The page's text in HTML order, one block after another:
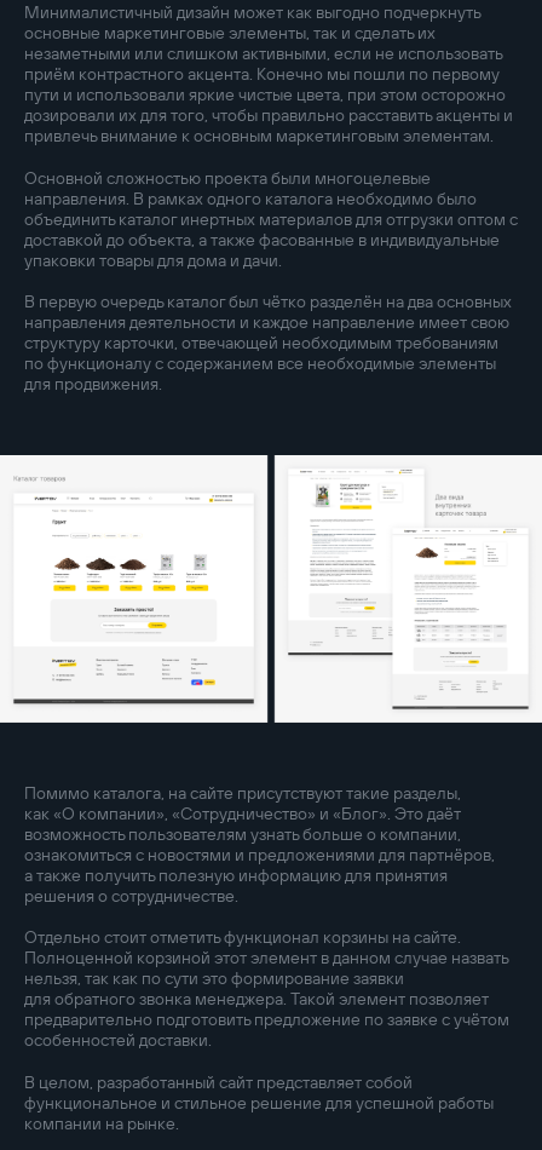
Минималистичный дизайн может как выгодно подчеркнуть
основные маркетинговые элементы, так и сделать их
незаметными или слишком активными, если не использовать
приём контрастного акцента. Конечно мы пошли по первому
пути и использовали яркие чистые цвета, при этом осторожно
дозировали их для того, чтобы правильно расставить акценты и
привлечь внимание к основным маркетинговым элементам.
Основной сложностью проекта были многоцелевые
направления. В рамках одного каталога необходимо было
объединить каталог инертных материалов для отгрузки оптом с
доставкой до объекта, а также фасованные в индивидуальные
упаковки товары для дома и дачи.
В первую очередь каталог был чётко разделён на два основных
направления деятельности и каждое направление имеет свою
структуру карточки, отвечающей необходимым требованиям
по функционалу с содержанием все необходимые элементы
для продвижения.
Помимо каталога, на сайте присутствуют такие разделы,
как «О компании», «Сотрудничество» и «Блог». Это даёт
возможность пользователям узнать больше о компании,
ознакомиться с новостями и предложениями для партнёров,
а также получить полезную информацию для принятия
решения о сотрудничестве.
Отдельно стоит отметить функционал корзины на сайте.
Полноценной корзиной этот элемент в данном случае назвать
нельзя, так как по сути это формирование заявки
для обратного звонка менеджера. Такой элемент позволяет
предварительно подготовить предложение по заявке с учётом
особенностей доставки.
В целом, разработанный сайт представляет собой
функциональное и стильное решение для успешной работы
компании на рынке.